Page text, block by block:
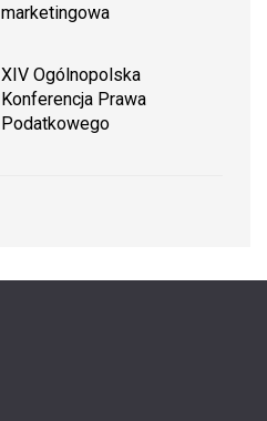
marketingowa
XIV Ogólnopolska
Konferencja Prawa
Podatkowego